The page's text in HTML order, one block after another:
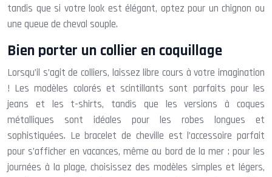
tandis que si votre look est élégant, optez pour un chignon ou
une queue de cheval souple.
Bien porter un collier en coquillage
Lorsqu’il s’agit de colliers, laissez libre cours à votre imagination
! Les modèles colorés et scintillants sont parfaits pour les
jeans et les t-shirts, tandis que les versions à coques
métalliques sont idéales pour les robes longues et
sophistiquées. Le bracelet de cheville est l’accessoire parfait
pour s’afficher en vacances, même au bord de la mer : pour les
journées à la plage, choisissez des modèles simples et légers,